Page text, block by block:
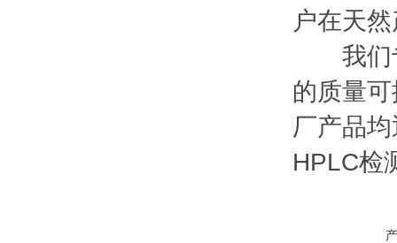
户在天
我们专
的质量
厂产品
HPLC检